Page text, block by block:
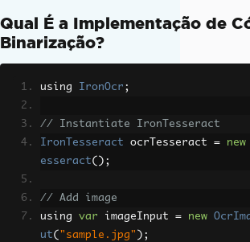
Qual É a Implementação de
Binarização?
using IronOcr ;
// Instantiate IronTesseract
IronTesseract ocrTesseract = new
esseract();
// Add image
using var imageInput = new
ut( "sample.jpg" );